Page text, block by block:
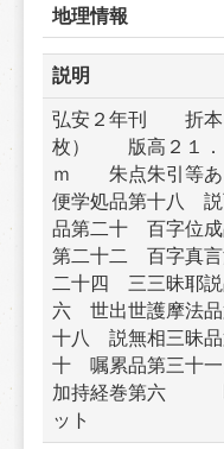
地理情報
説明
弘安２年刊　　折
枚）　　版高２１
ｍ　　朱点朱引等
便学処品第十八　
品第二十　百字位
第二十二　百字真
二十四　三三昧耶
六　世出世護摩法
十八　説無相三昧
十　嘱累品第三十
加持経巻第六　　
ット